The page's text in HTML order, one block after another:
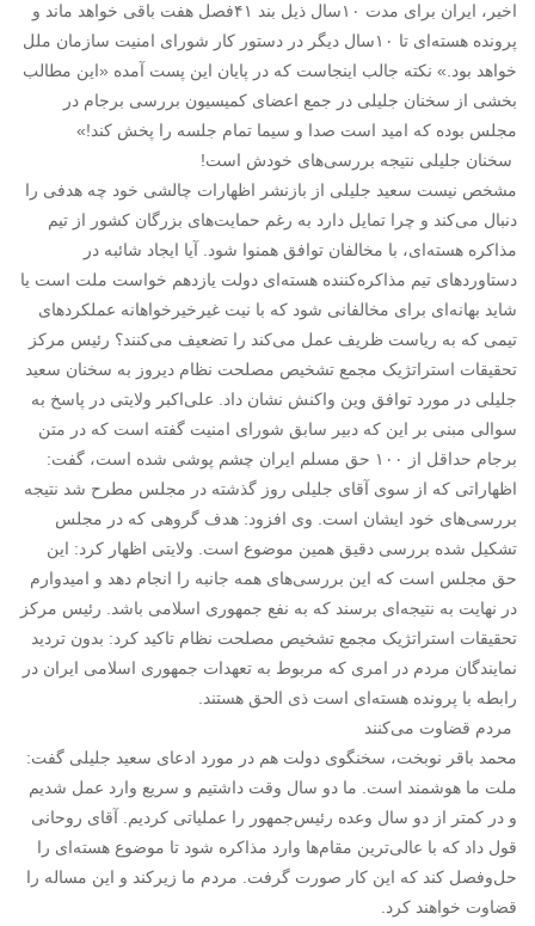
اخیر، ایران ﺑﺮﺍﯼ ﻣﺪﺕ ۱۰ﺳﺎﻝ ذیل ﺑﻨﺪ ۴۱ﻓﺼﻞ ﻫﻔﺖ ﺑﺎﻗﯽ ﺧﻮﺍﻫﺪ ﻣﺎﻧﺪ ﻭ
ﭘﺮﻭﻧﺪﻩ ﻫﺴﺘﻪ‌ﺍﯼ ﺗﺎ ۱۰ﺳﺎﻝ دیگر ﺩﺭ ﺩﺳﺘﻮﺭ ﮐﺎﺭ ﺷﻮﺭﺍﯼ امنیت ﺳﺎﺯﻣﺎﻥ ﻣﻠﻞ
ﺧﻮﺍﻫﺪ ﺑﻮﺩ.» نکته جالب اینجاست که در پایان این پست آمده «این مطالب
بخشی از سخنان جلیلی در جمع اعضای کمیسیون بررسی برجام در
مجلس بوده که امید است صدا و سیما تمام جلسه را پخش کند!»
سخنان جلیلی نتیجه بررسی‌های خودش است!
مشخص نیست سعید جلیلی از بازنشر اظهارات چالشی خود چه هدفی را
دنبال می‌کند و چرا تمایل دارد به رغم حمایت‌های بزرگان کشور از تیم
مذاکره هسته‌ای، با مخالفان توافق همنوا شود. آیا ایجاد شائبه در
دستاوردهای تیم مذاکره‌کننده هسته‌ای دولت یازدهم خواست ملت است یا
شاید بهانه‌ای برای مخالفانی شود که با نیت غیرخیرخواهانه عملکردهای
تیمی که به ریاست ظریف عمل می‌کند را تضعیف می‌کنند؟ رئیس مرکز
تحقیقات استراتژیک مجمع تشخیص مصلحت نظام دیروز به سخنان سعید
جلیلی در مورد توافق وین واکنش نشان داد. علی‌اکبر ولایتی در پاسخ به
سوالی مبنی بر این که دبیر سابق شورای امنیت گفته است که در متن
برجام حداقل از ۱۰۰ حق مسلم ایران چشم پوشی شده است، گفت:
اظهاراتی که از سوی آقای جلیلی روز گذشته در مجلس مطرح شد نتیجه
بررسی‌های خود ایشان است. وی افزود: هدف گروهی که در مجلس
تشکیل شده بررسی دقیق همین موضوع است. ولایتی اظهار کرد: این
حق مجلس است که این بررسی‌های همه جانبه را انجام دهد و امیدوارم
در نهایت به نتیجه‌ای برسند که به نفع جمهوری اسلامی باشد. رئیس مرکز
تحقیقات استراتژیک مجمع تشخیص مصلحت نظام تاکید کرد: بدون تردید
نمایندگان مردم در امری که مربوط به تعهدات جمهوری اسلامی ایران در
رابطه با پرونده هسته‌ای است ذی الحق هستند.
مردم قضاوت می‌کنند
محمد باقر نوبخت، سخنگوی دولت هم در مورد ادعای سعید جلیلی گفت:
ملت ما هوشمند است. ما دو سال وقت داشتیم و سریع وارد عمل شدیم
و در کمتر از دو سال وعده رئیس‌‌جمهور را عملیاتی کردیم. آقای روحانی
قول داد که با عالی‌ترین مقام‌ها وارد مذاکره شود تا موضوع هسته‌ای را
حل‌وفصل کند که این کار صورت گرفت. مردم ما زیرکند و این مساله را
قضاوت خواهند کرد.